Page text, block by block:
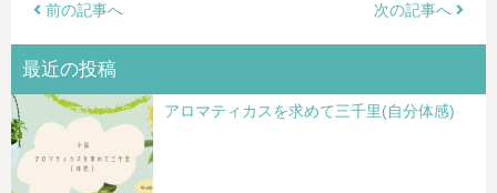
前の記事へ 次の記事へ
最近の投稿
アロマティカスを求めて三千里(自分体感)